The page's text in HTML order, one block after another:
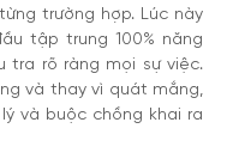
trường hợp. Lúc này
tập trung 100% năng
tra rõ ràng mọi sự việc.
và thay vì quát mắng,
và buộc chồng khai ra